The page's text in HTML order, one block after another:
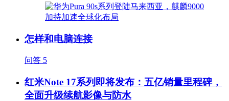
怎样和电脑连接
问答 5
红米Note 17系列即将发布：五亿销量里程碑，
全面升级续航影像与防水